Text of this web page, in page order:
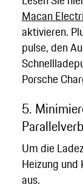
Macan
aktivieren.
pulse, den
Porsche
5.
Um die
Heizung und
aus.